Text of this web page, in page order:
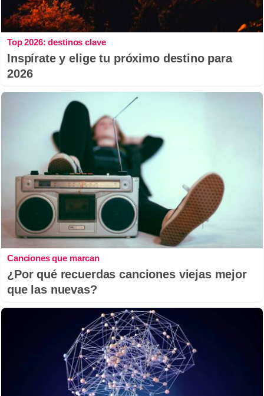
Top 2026: destinos clave
Inspírate y elige tu próximo destino para
2026
Canciones que marcan
¿Por qué recuerdas canciones viejas mejor
que las nuevas?